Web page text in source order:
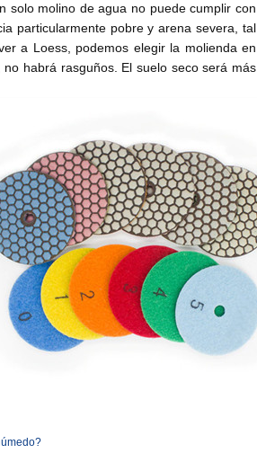
solo molino de agua no puede cumplir con
particularmente pobre y arena severa, tal
a Loess, podemos elegir la molienda en
habrá rasguños. El suelo seco será más